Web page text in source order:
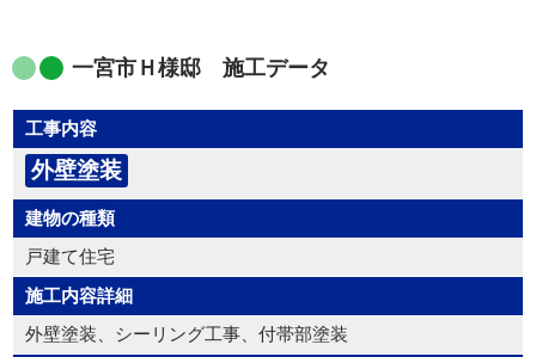
一宮市Ｈ様邸 施工データ
工事内容
外壁塗装
建物の種類
戸建て住宅
施工内容詳細
外壁塗装、シーリング工事、付帯部塗装